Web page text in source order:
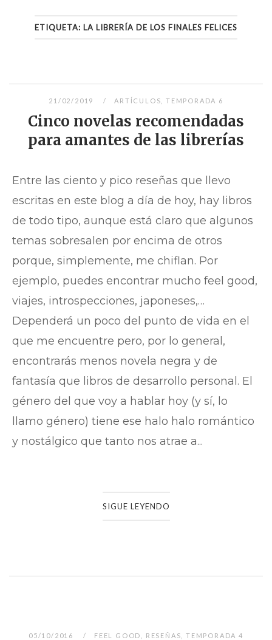
ETIQUETA: LA LIBRERÍA DE LOS FINALES FELICES
21/02/2019 ARTÍCULOS TEMPORADA 6
Cinco novelas recomendadas
para amantes de las librerías
Entre las ciento y pico reseñas que llevo
escritas en este blog a día de hoy, hay libros
de todo tipo, aunque está claro que algunos
temas sobresalen por encima de otros
porque, simplemente, me chiflan. Por
ejemplo, puedes encontrar mucho feel good,
viajes, introspecciones, japoneses,…
Dependerá un poco del punto de vida en el
que me encuentre pero, por lo general,
encontrarás menos novela negra y de
fantasía que libros de desarrollo personal. El
género del que voy a hablar hoy (y sí, lo
llamo género) tiene ese halo halo romántico
y nostálgico que tanto nos atrae a...
SIGUE LEYENDO
05/10/2016 FEEL GOOD RESEÑAS ,TEMPORADA 4